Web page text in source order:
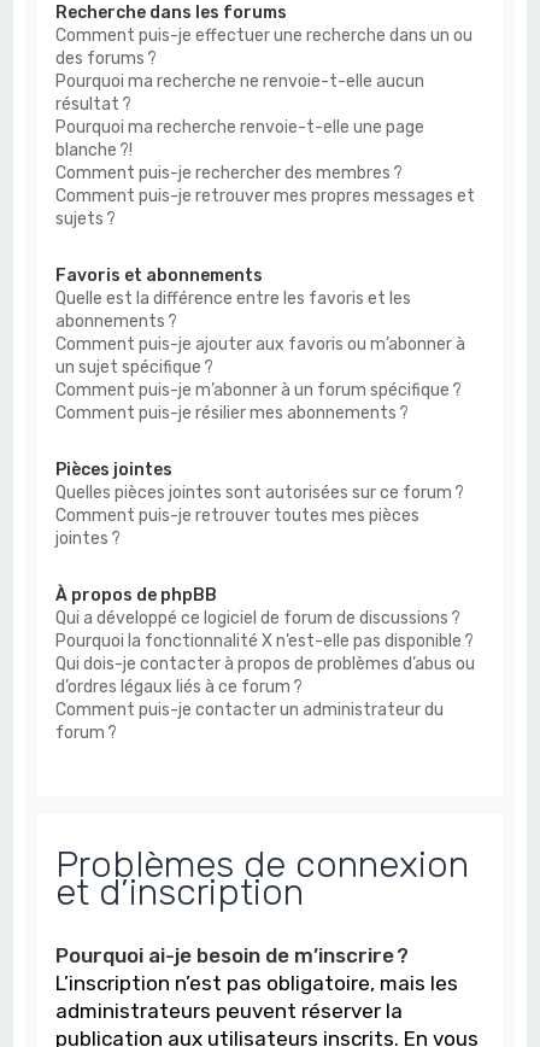
Recherche dans les forums
Comment puis-je effectuer une recherche dans un ou
des forums ?
Pourquoi ma recherche ne renvoie-t-elle aucun
résultat ?
Pourquoi ma recherche renvoie-t-elle une page
blanche ?!
Comment puis-je rechercher des membres ?
Comment puis-je retrouver mes propres messages et
sujets ?
Favoris et abonnements
Quelle est la différence entre les favoris et les
abonnements ?
Comment puis-je ajouter aux favoris ou m’abonner à
un sujet spécifique ?
Comment puis-je m’abonner à un forum spécifique ?
Comment puis-je résilier mes abonnements ?
Pièces jointes
Quelles pièces jointes sont autorisées sur ce forum ?
Comment puis-je retrouver toutes mes pièces
jointes ?
À propos de phpBB
Qui a développé ce logiciel de forum de discussions ?
Pourquoi la fonctionnalité X n’est-elle pas disponible ?
Qui dois-je contacter à propos de problèmes d’abus ou
d’ordres légaux liés à ce forum ?
Comment puis-je contacter un administrateur du
forum ?
Problèmes de connexion
et d’inscription
Pourquoi ai-je besoin de m’inscrire ?
L’inscription n’est pas obligatoire, mais les
administrateurs peuvent réserver la
publication aux utilisateurs inscrits. En vous